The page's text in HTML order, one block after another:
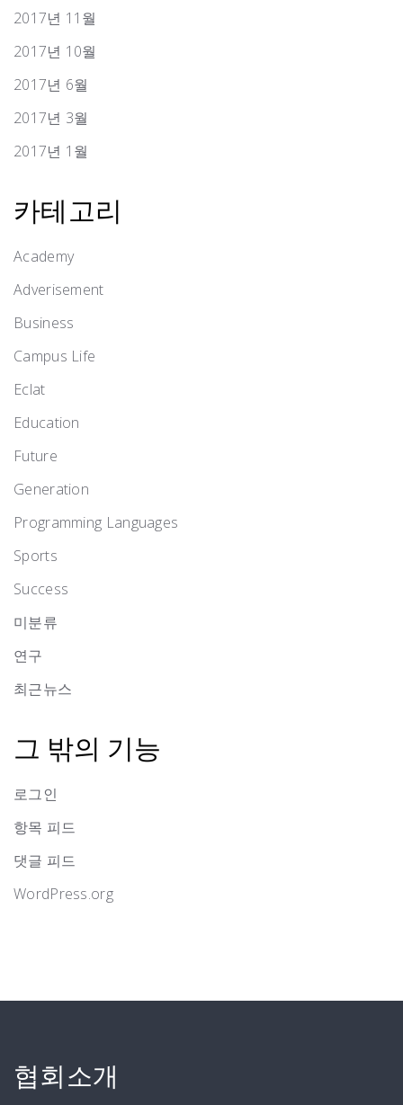
2017년 11월
2017년 10월
2017년 6월
2017년 3월
2017년 1월
카테고리
Academy
Adverisement
Business
Campus Life
Eclat
Education
Future
Generation
Programming Languages
Sports
Success
미분류
연구
최근뉴스
그 밖의 기능
로그인
항목 피드
댓글 피드
WordPress.org
협회소개